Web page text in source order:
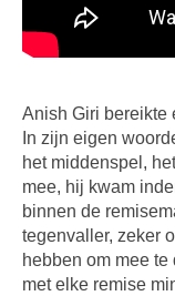
Anish Giri bereikte
In zijn eigen
het middenspel,
mee, hij kwam
binnen de
tegenvaller, zeker
hebben om mee
met elke remise